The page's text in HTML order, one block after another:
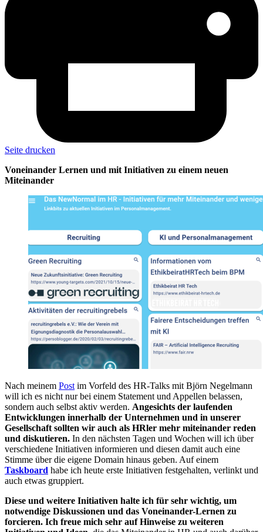
Seite drucken
Voneinander Lernen und mit Initiativen zu einem neuen
Miteinander
Nach meinem Post im Vorfeld des HR-Talks mit Björn Negelmann
will ich es nicht nur bei einem Statement und Appellen belassen,
sondern auch selbst aktiv werden. Angesichts der laufenden
Entwicklungen innerhalb der Unternehmen und in unserer
Gesellschaft sollten wir auch als HRler mehr miteinander reden
und diskutieren. In den nächsten Tagen und Wochen will ich über
verschiedene Initiativen informieren und diesen damit auch eine
Stimme über die eigene Domain hinaus geben. Auf einem
Taskboard habe ich heute erste Initiativen festgehalten, verlinkt und
auch etwas gruppiert.
Diese und weitere Initiativen halte ich für sehr wichtig, um
notwendige Diskussionen und das Voneinander-Lernen zu
forcieren. Ich freue mich sehr auf Hinweise zu weiteren